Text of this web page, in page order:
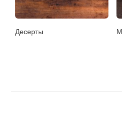
Десерты